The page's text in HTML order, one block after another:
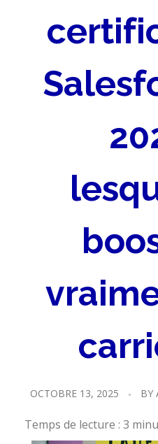
OCTOBRE 13, 2025 BY
Temps de lecture : 3